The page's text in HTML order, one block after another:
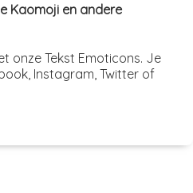
Kaomoji en andere
onze Tekst Emoticons. Je
Instagram, Twitter of